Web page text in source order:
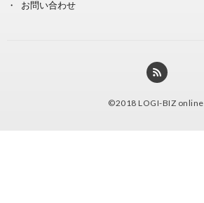
お問い合わせ
©2018 LOGI-BIZ online